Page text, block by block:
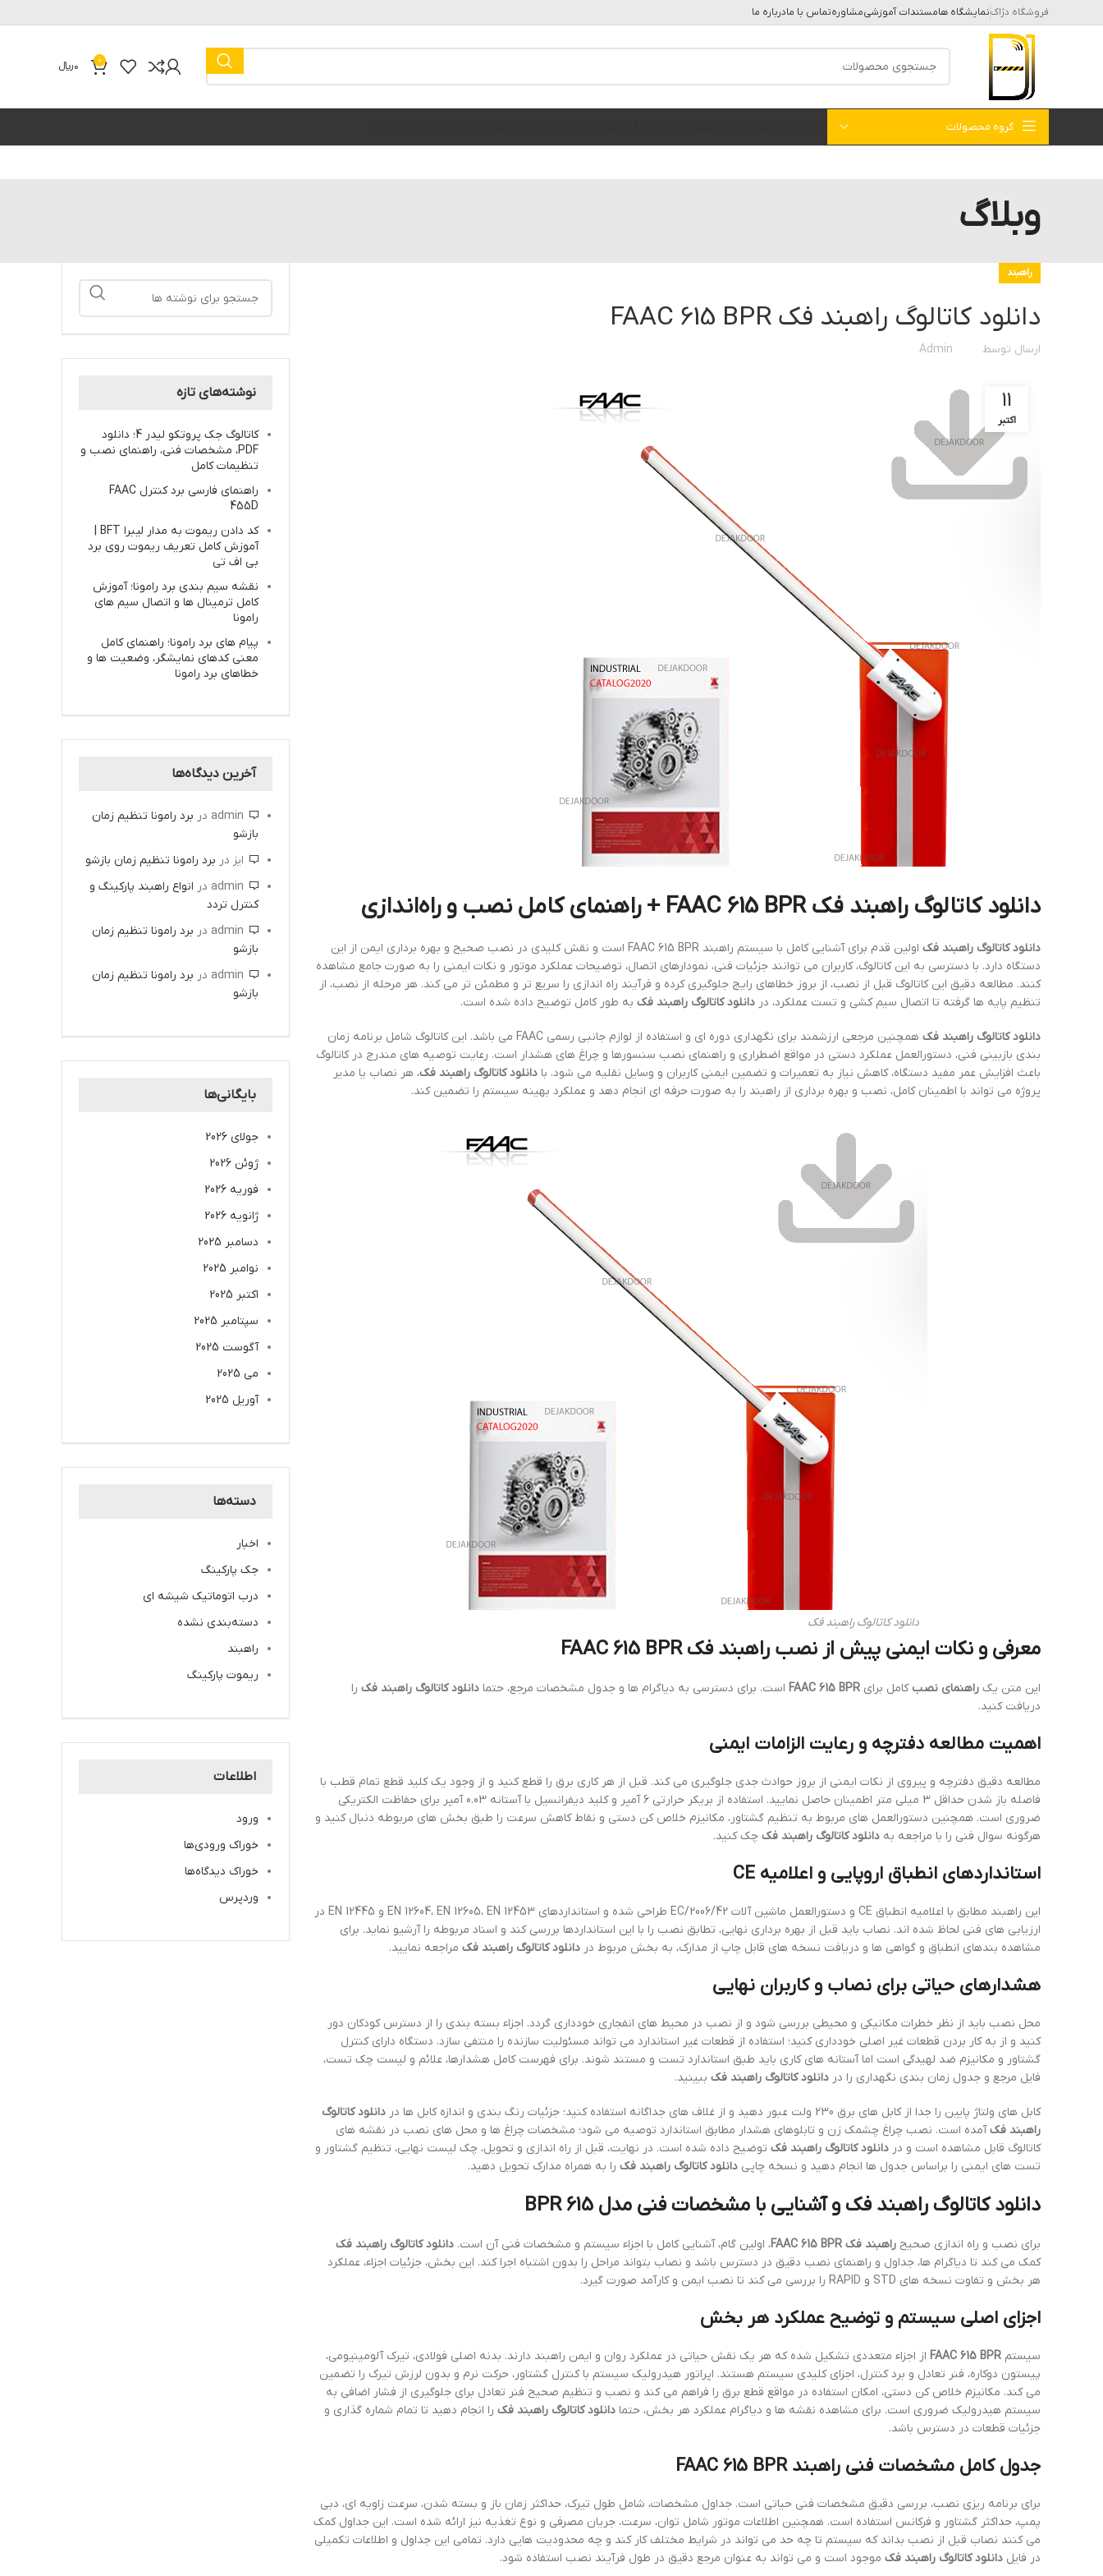
فروشگاه دژاکنمایشگاه هامستندات آموزشیمشاورهتماس با مادرباره ما
0
0﷼
گروه محصولات
وبلاگ
راهبند
دانلود کاتالوگ راهبند فک FAAC 615 BPR
ارسال توسط Admin
11
اکتبر
دانلود کاتالوگ راهبند فک FAAC 615 BPR + راهنمای کامل نصب و راه‌اندازی
دانلود کاتالوگ راهبند فک
اولین قدم برای آشنایی کامل با سیستم راهبند FAAC 615 BPR است و نقش کلیدی در نصب صحیح و بهره برداری ایمن از این
دستگاه دارد. با دسترسی به این کاتالوگ، کاربران می توانند جزئیات فنی، نمودارهای اتصال، توضیحات عملکرد موتور و نکات ایمنی را به صورت جامع مشاهده
کنند. مطالعه دقیق این کاتالوگ قبل از نصب، از بروز خطاهای رایج جلوگیری کرده و فرآیند راه اندازی را سریع تر و مطمئن تر می کند. هر مرحله از نصب، از
تنظیم پایه ها گرفته تا اتصال سیم کشی و تست عملکرد، در دانلود کاتالوگ راهبند فک به طور کامل توضیح داده شده است.
دانلود کاتالوگ راهبند فک
همچنین مرجعی ارزشمند برای نگهداری دوره ای و استفاده از لوازم جانبی رسمی FAAC می باشد. این کاتالوگ شامل برنامه زمان
بندی بازبینی فنی، دستورالعمل عملکرد دستی در مواقع اضطراری و راهنمای نصب سنسورها و چراغ های هشدار است. رعایت توصیه های مندرج در کاتالوگ
باعث افزایش عمر مفید دستگاه، کاهش نیاز به تعمیرات و تضمین ایمنی کاربران و وسایل نقلیه می شود. با دانلود کاتالوگ راهبند فک، هر نصاب یا مدیر
پروژه می تواند با اطمینان کامل، نصب و بهره برداری از راهبند را به صورت حرفه ای انجام دهد و عملکرد بهینه سیستم را تضمین کند.
دانلود کاتالوگ راهبند فک
معرفی و نکات ایمنی پیش از نصب راهبند فک FAAC 615 BPR
این متن یک راهنمای نصب کامل برای FAAC 615 BPR است. برای دسترسی به دیاگرام ها و جدول مشخصات مرجع، حتما دانلود کاتالوگ راهبند فک را
دریافت کنید.
اهمیت مطالعه دفترچه و رعایت الزامات ایمنی
مطالعه دقیق دفترچه و پیروی از نکات ایمنی از بروز حوادث جدی جلوگیری می کند. قبل از هر کاری برق را قطع کنید و از وجود یک کلید قطع تمام قطب با
فاصله باز شدن حداقل 3 میلی متر اطمینان حاصل نمایید. استفاده از بریکر حرارتی 6 آمپر و کلید دیفرانسیل با آستانه 0.03 آمپر برای حفاظت الکتریکی
ضروری است. همچنین دستورالعمل های مربوط به تنظیم گشتاور، مکانیزم خلاص کن دستی و نقاط کاهش سرعت را طبق بخش های مربوطه دنبال کنید و
هرگونه سوال فنی را با مراجعه به دانلود کاتالوگ راهبند فک چک کنید.
استانداردهای انطباق اروپایی و اعلامیه CE
این راهبند مطابق با اعلامیه انطباق CE و دستورالعمل ماشین آلات 2006/42/EC طراحی شده و استانداردهای EN 12604، EN 12605، EN 12453 و EN 12445 در
ارزیابی های فنی لحاظ شده اند. نصاب باید قبل از بهره برداری نهایی، تطابق نصب را با این استانداردها بررسی کند و اسناد مربوطه را آرشیو نماید. برای
مشاهده بندهای انطباق و گواهی ها و دریافت نسخه های قابل چاپ از مدارک، به بخش مربوط در دانلود کاتالوگ راهبند فک مراجعه نمایید.
هشدارهای حیاتی برای نصاب و کاربران نهایی
محل نصب باید از نظر خطرات مکانیکی و محیطی بررسی شود و از نصب در محیط های انفجاری خودداری گردد. اجزاء بسته بندی را از دسترس کودکان دور
کنید و از به کار بردن قطعات غیر اصلی خودداری کنید؛ استفاده از قطعات غیر استاندارد می تواند مسئولیت سازنده را منتفی سازد. دستگاه دارای کنترل
گشتاور و مکانیزم ضد لهیدگی است اما آستانه های کاری باید طبق استاندارد تست و مستند شوند. برای فهرست کامل هشدارها، علائم و لیست چک تست،
فایل مرجع و جدول زمان بندی نگهداری را در دانلود کاتالوگ راهبند فک ببینید.
کابل های ولتاژ پایین را جدا از کابل های برق 230 ولت عبور دهید و از غلاف های جداگانه استفاده کنید؛ جزئیات رنگ بندی و اندازه کابل ها در
دانلود کاتالوگ
راهبند فکآمده است. نصب چراغ چشمک زن و تابلوهای هشدار مطابق استاندارد توصیه می شود؛ مشخصات چراغ ها و محل های نصب در نقشه های
کاتالوگ قابل مشاهده است و در دانلود کاتالوگ راهبند فک توضیح داده شده است. در نهایت، قبل از راه اندازی و تحویل، چک لیست نهایی، تنظیم گشتاور و
تست های ایمنی را براساس جدول ها انجام دهید و نسخه چاپی دانلود کاتالوگ راهبند فک را به همراه مدارک تحویل دهید.
دانلود کاتالوگ راهبند فک و آشنایی با مشخصات فنی مدل 615 BPR
برای نصب و راه اندازی صحیح راهبند فک FAAC 615 BPR ، اولین گام، آشنایی کامل با اجزاء سیستم و مشخصات فنی آن است. دانلود کاتالوگ راهبند فک
کمک می کند تا دیاگرام ها، جداول و راهنمای نصب دقیق در دسترس باشد و نصاب بتواند مراحل را بدون اشتباه اجرا کند. این بخش، جزئیات اجزاء، عملکرد
هر بخش و تفاوت نسخه های STD و RAPID را بررسی می کند تا نصب ایمن و کارآمد صورت گیرد.
اجزای اصلی سیستم و توضیح عملکرد هر بخش
سیستم FAAC 615 BPR از اجزاء متعددی تشکیل شده که هر یک نقش حیاتی در عملکرد روان و ایمن راهبند دارند. بدنه اصلی فولادی، تیرک آلومینیومی،
پیستون دوکاره، فنر تعادل و برد کنترل، اجزای کلیدی سیستم هستند. اپراتور هیدرولیک سیستم با کنترل گشتاور، حرکت نرم و بدون لرزش تیرک را تضمین
می کند. مکانیزم خلاص کن دستی، امکان استفاده در مواقع قطع برق را فراهم می کند و نصب و تنظیم صحیح فنر تعادل برای جلوگیری از فشار اضافی به
سیستم هیدرولیک ضروری است. برای مشاهده نقشه ها و دیاگرام عملکرد هر بخش، حتما دانلود کاتالوگ راهبند فک را انجام دهید تا تمام شماره گذاری و
جزئیات قطعات در دسترس باشد.
جدول کامل مشخصات فنی راهبند FAAC 615 BPR
برای برنامه ریزی نصب، بررسی دقیق مشخصات فنی حیاتی است. جداول مشخصات، شامل طول تیرک، حداکثر زمان باز و بسته شدن، سرعت زاویه ای، دبی
پمپ، حداکثر گشتاور و فرکانس استفاده است. همچنین اطلاعات موتور شامل توان، سرعت، جریان مصرفی و نوع تغذیه نیز ارائه شده است. این جداول کمک
می کنند نصاب قبل از نصب بداند که سیستم تا چه حد می تواند در شرایط مختلف کار کند و چه محدودیت هایی دارد. تمامی این جداول و اطلاعات تکمیلی
در فایل دانلود کاتالوگ راهبند فک موجود است و می تواند به عنوان مرجع دقیق در طول فرآیند نصب استفاده شود.
نوشته‌های تازه
کاتالوگ جک پروتکو لیدر 4؛ دانلود
PDF، مشخصات فنی، راهنمای نصب و
تنظیمات کامل
راهنمای فارسی برد کنترل FAAC
455D
کد دادن ریموت به مدار لیبرا BFT |
آموزش کامل تعریف ریموت روی برد
بی اف تی
نقشه سیم بندی برد رامونا؛ آموزش
کامل ترمینال ها و اتصال سیم های
رامونا
پیام های برد رامونا؛ راهنمای کامل
معنی کدهای نمایشگر، وضعیت ها و
خطاهای برد رامونا
آخرین دیدگاه‌ها
admin در برد رامونا تنظیم زمان
بازشو
ایز در برد رامونا تنظیم زمان بازشو
admin در انواع راهبند پارکینگ و
کنترل تردد
admin در برد رامونا تنظیم زمان
بازشو
admin در برد رامونا تنظیم زمان
بازشو
بایگانی‌ها
جولای 2026
ژوئن 2026
فوریه 2026
ژانویه 2026
دسامبر 2025
نوامبر 2025
اکتبر 2025
سپتامبر 2025
آگوست 2025
می 2025
آوریل 2025
دسته‌ها
اخبار
جک پارکینگ
درب اتوماتیک شیشه ای
دسته‌بندی نشده
راهبند
ریموت پارکینگ
اطلاعات
ورود
خوراک ورودی‌ها
خوراک دیدگاه‌ها
وردپرس